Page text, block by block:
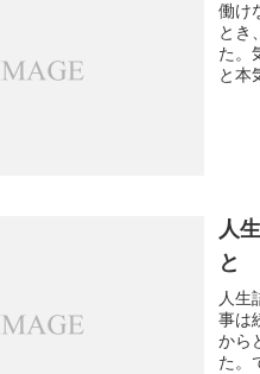
働け
とき
た。
と本
人
と
人生
事は
から
た。